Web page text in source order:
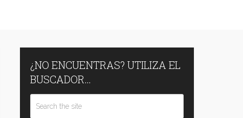
¿NO ENCUENTRAS? UTILIZA EL
BUSCADOR…